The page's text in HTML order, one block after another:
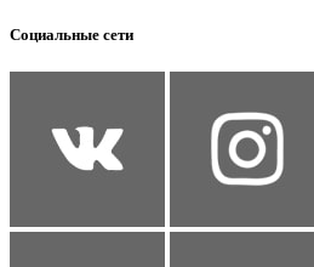
Социальные сети